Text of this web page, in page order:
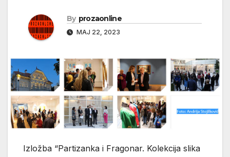
By prozaonline
МАЈ 22, 2023
Izložba “Partizanka i Fragonar. Kolekcija slika